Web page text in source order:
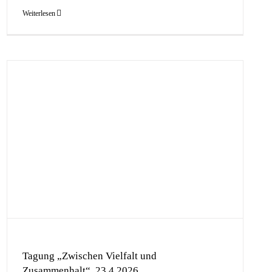
Weiterlesen
Tagung „Zwischen Vielfalt und